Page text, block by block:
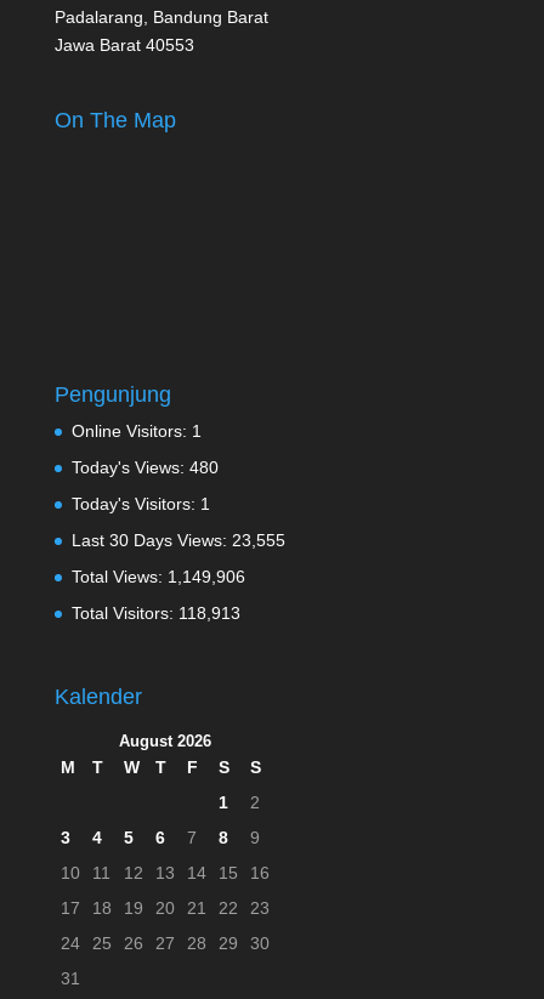
Padalarang, Bandung Barat
Jawa Barat 40553
On The Map
Pengunjung
Online Visitors: 1
Today's Views: 480
Today's Visitors: 1
Last 30 Days Views: 23,555
Total Views: 1,149,906
Total Visitors: 118,913
Kalender
August 2026
M T W T F S
S
1
2
3
4 5 6 7 8
9
10
11 12 13 14 15
16
17
18 19 20 21 22
23
24
25 26 27 28 29
30
31